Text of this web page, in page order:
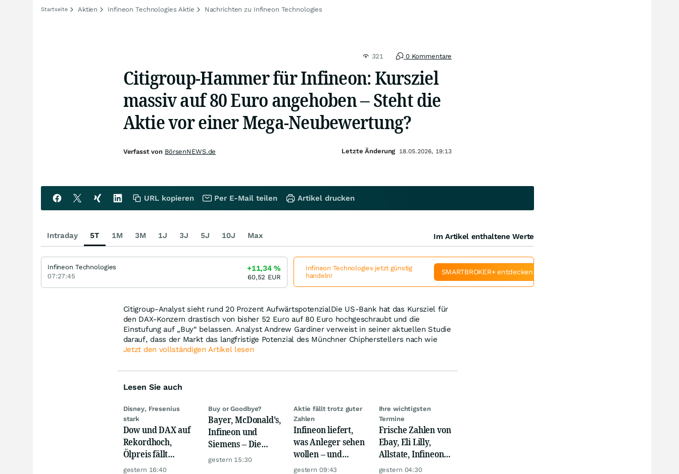
Startseite Aktien Infineon Technologies Aktie Nachrichten zu Infineon Technologies
321 0 Kommentare
Citigroup-Hammer für Infineon: Kursziel
massiv auf 80 Euro angehoben – Steht die
Aktie vor einer Mega-Neubewertung?
Citigroup-Analyst sieht rund 20 Prozent AufwärtspotenzialDie US-Bank hat das Kursziel für
den DAX-Konzern drastisch von bisher 52 Euro auf 80 Euro hochgeschraubt und die
Einstufung auf „Buy“ belassen. Analyst Andrew Gardiner verweist in seiner aktuellen Studie
darauf, dass der Markt das langfristige Potenzial des Münchner Chipherstellers nach wie
Jetzt den vollständigen Artikel lesen
Lesen Sie auch
Disney, Fresenius
stark
Dow und DAX auf
Rekordhoch,
Ölpreis fällt
weiter, Gold legt
gestern 16:40
Buy or Goodbye?
Bayer, McDonald's,
Infineon und
Siemens – Die
Analystenstimmen
gestern 15:30
Aktie fällt trotz guter
Zahlen
Infineon liefert,
was Anleger sehen
wollen – und
trotzdem reicht es
gestern 09:43
Ihre wichtigsten
Termine
Frische Zahlen von
Ebay, Eli Lilly,
Allstate, Infineon,
Novo Nordisk,
gestern 04:30
Verfasst von BörsenNEWS.de Letzte Änderung 18.05.2026, 19:13
URL kopieren Per E-Mail teilen Artikel drucken
Intraday 5T 1M 3M 1J 3J 5J 10J Max Im Artikel enthaltene Werte
Infineon Technologies
07:27:45
+11,34%
60,52 EUR
Infineon Technologies jetzt günstig
handeln!
SMARTBROKER+ entdecken